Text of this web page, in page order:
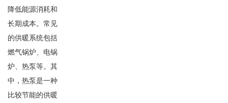
降低能源消耗和
长期成本。常见
的供暖系统包括
燃气锅炉、电锅
炉、热泵等。其
中，热泵是一种
比较节能的供暖